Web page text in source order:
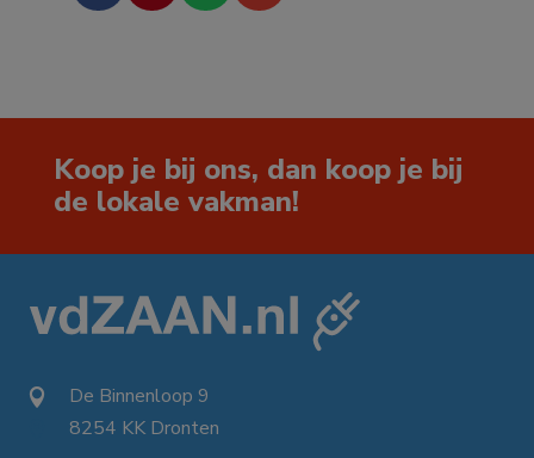
Koop je bij ons, dan koop je bij
de lokale vakman!
 De Binnenloop 9
8254 KK Dronten